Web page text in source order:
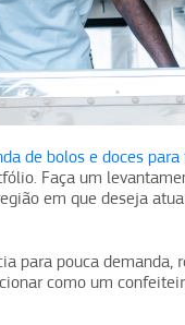
de bolos e doces para
Faça um
em que deseja
para pouca demanda,
como um